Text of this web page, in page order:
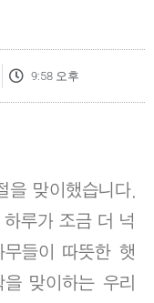
9:58 오후
맞이했습니다.
루가 조금 더 넉
들이 따뜻한 햇
맞이하는 우리